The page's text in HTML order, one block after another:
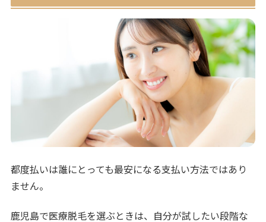
都度払いは誰にとっても最安になる支払い方法ではあり
ません。
鹿児島で医療脱毛を選ぶときは、自分が試したい段階な